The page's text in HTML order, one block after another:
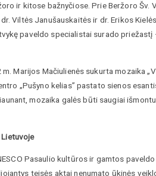
ir kitose bažnyčiose. Prie Beržoro Šv.
Viltės Janušauskaitės ir dr. Erikos
paveldo specialistai surado
Marijos Mačiulienės sukurta mozaika
„Pušyno kelias” pastato sienos
mozaika galės būti saugiai
Lietuvoje
Pasaulio kultūros ir gamtos
teisės aktai nenumato ūkinės